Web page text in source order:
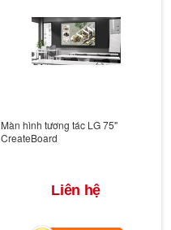
Màn hình tương tác LG 75"
CreateBoard
Liên hệ